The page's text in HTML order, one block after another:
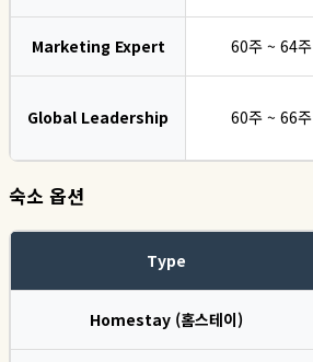
Marketing Expert 60주 ~ 64주
Global Leadership 60주 ~ 66주
숙소 옵션
Type
Homestay (홈스테이)